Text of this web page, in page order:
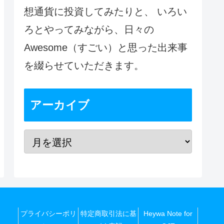
想通貨に投資してみたりと、 いろい
ろとやってみながら、日々の
Awesome（すごい）と思った出来事
を綴らせていただきます。
アーカイブ
プライバシーポリ
特定商取引法に基
Heywa Note for